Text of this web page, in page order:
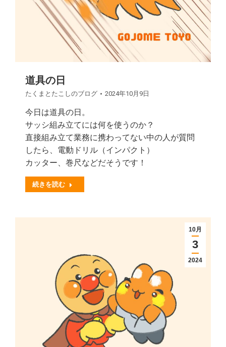
道具の日
たくまとたこしのブログ 2024年10月9日
今日は道具の日。
サッシ組み立てには何を使うのか？
直接組み立て業務に携わってない中の人が質問
したら、電動ドリル（インパクト）
カッター、巻尺などだそうです！
続きを読む
10月
3
2024